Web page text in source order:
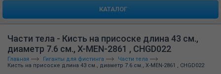
КАТАЛОГ
Части тела - Кисть на присоске длина 43 см.,
диаметр 7.6 см., X-MEN-2861 , CHGD022
Главная Гиганты для фистинга
Части тела
Кисть на присоске длина 43 см., диаметр 7.6 см., X-MEN-2861 , CHGD022